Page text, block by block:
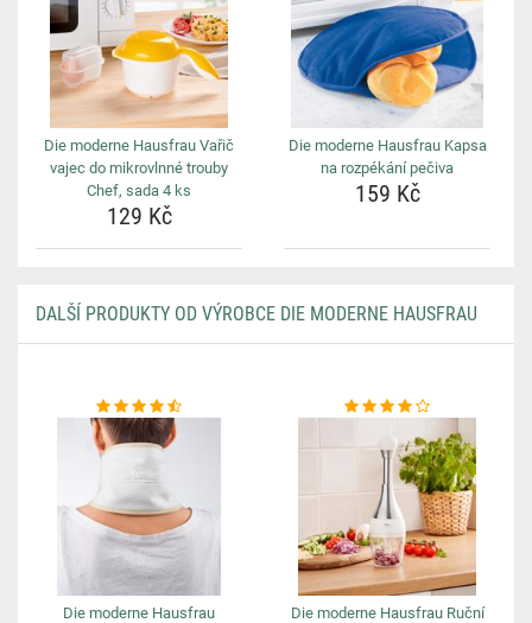
Die moderne Hausfrau Vařič
vajec do mikrovlnné trouby
Chef, sada 4 ks
129 Kč
Die moderne Hausfrau Kapsa
na rozpékání pečiva
159 Kč
DALŠÍ PRODUKTY OD VÝROBCE DIE MODERNE HAUSFRAU
Die moderne Hausfrau
Die moderne Hausfrau Ruční